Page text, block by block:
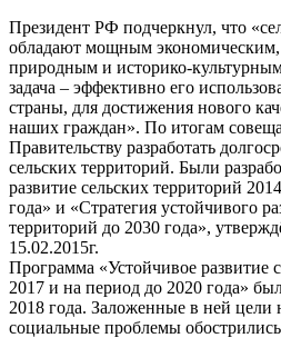
Президент РФ подчеркнул, что
обладают мощным
природным и историко-
задача – эффективно его
страны, для достижения нового
наших граждан». По итогам
Правительству разработать
сельских территорий. Были
развитие сельских территорий
года» и «Стратегия устойчивого
территорий до 2030 года»,
15.02.2015г.
Программа «Устойчивое развитие
2017 и на период до 2020 года»
2018 года. Заложенные в ней цели
социальные проблемы